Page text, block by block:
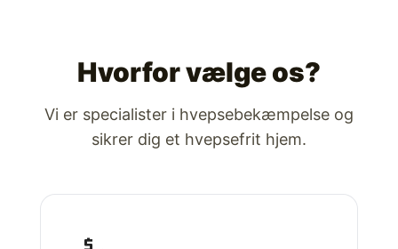
Hvorfor vælge os?
Vi er specialister i hvepsebekæmpelse og
sikrer dig et hvepsefrit hjem.